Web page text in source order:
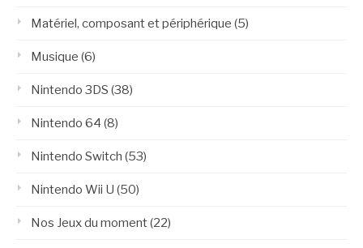
Matériel, composant et périphérique (5)
Musique (6)
Nintendo 3DS (38)
Nintendo 64 (8)
Nintendo Switch (53)
Nintendo Wii U (50)
Nos Jeux du moment(22)